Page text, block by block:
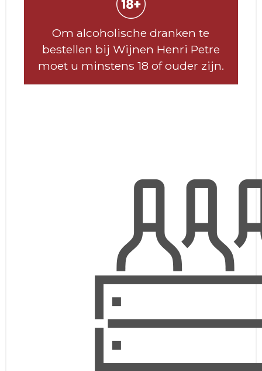
Om alcoholische dranken te
bestellen bij Wijnen Henri Petre
moet u minstens 18 of ouder zijn.